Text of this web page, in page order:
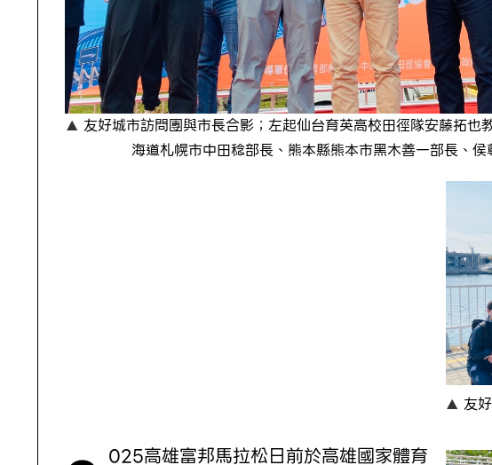
友好城市訪問團與市長合影；左起仙台育英高校田徑隊安藤拓
海道札幌市中田稔部長、熊本縣熊本市黑木善一部長、
友